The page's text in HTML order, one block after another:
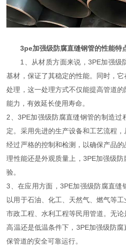
3pe加强级防腐直缝钢管的性能特
1、从材质方面来说，3PE加强级
基材，保证了其稳定的性能。同时，
处理，这一处理方式不仅能提高管道
能力，有效延长使用寿命。
2、3PE加强级防腐直缝钢管的制造过
定。采用先进的生产设备和工艺流程
经过严格的控制和检测，以确保产品
理性能还是外观质量上，3PE加强级
验。
3、在应用方面，3PE加强级防腐直缝
以用于石油、化工、天然气、燃气等
市政工程、水利工程等民用管道。无
高温还是低温条件下，3PE加强级防
保管道的安全可靠运行。